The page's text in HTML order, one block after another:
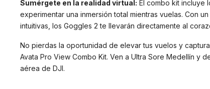
Sumérgete en la realidad virtual: El combo kit incluye
experimentar una inmersión total mientras vuelas. Con
intuitivas, los Goggles 2 te llevarán directamente al
No pierdas la oportunidad de elevar tus vuelos y
Avata Pro View Combo Kit. Ven a Ultra Sore Medellín y
aérea de DJI.